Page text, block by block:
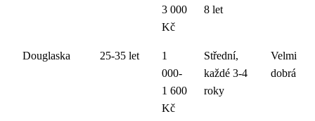
3 000
Kč
8 let
Douglaska 25-35 let
1
000-
1 600
Kč
Střední,
každé 3-4
roky
Velmi
dobrá